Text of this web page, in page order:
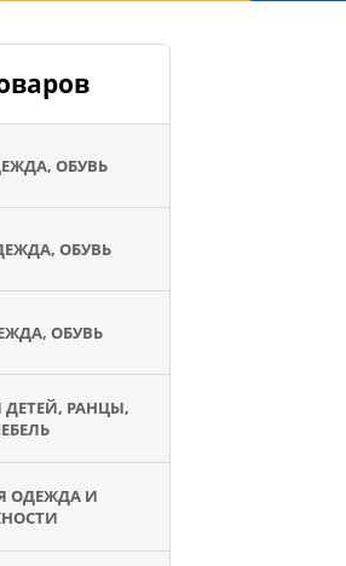
ОБУВЬ
ОБУВЬ
ОБУВЬ
РАНЦЫ,
ОДЕЖДА И